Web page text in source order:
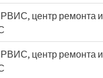
центр ремонта и
центр ремонта и